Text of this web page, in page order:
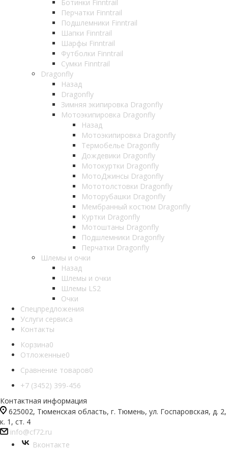
Ботинки Finntrail
Перчатки Finntrail
Подшлемники Finntrail
Шапки Finntrail
Шарфы Finntrail
Футболки Finntrail
Сумки Finntrail
Dragonfly
Назад
Dragonfly
Зимняя экипировка Dragonfly
Мотоэкипировка Dragonfly
Назад
Мотоэкипировка Dragonfly
Термобелье Dragonfly
Дождевики Dragonfly
Мотокуртки Dragonfly
МотоДжинсы Dragonfly
Мототолстовки Dragonfly
Моторубашки Dragonfly
Мембранный костюм Dragonfly
Куртки Dragonfly
Мотоштаны Dragonfly
Подшлемники Dragonfly
Перчатки Dragonfly
Шлемы и очки
Назад
Шлемы и очки
Шлемы LS2
Очки
Спецпредложения
Услуги сервиса
Контакты
Корзина0
Отложенные0
Сравнение товаров0
+7 (3452) 399-456
Контактная информация
625002, Тюменская область, г. Тюмень, ул. Госпаровская, д. 2,
к. 1, ст. 4
info@cf72.ru
Вконтакте